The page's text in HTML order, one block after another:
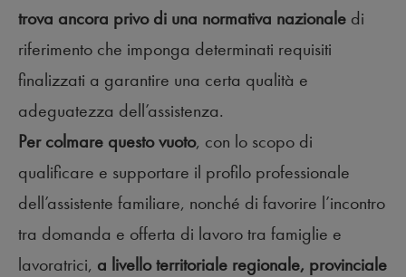
trova ancora privo di una normativa nazionale di
riferimento che imponga determinati requisiti
finalizzati a garantire una certa qualità e
adeguatezza dell’assistenza.
Per colmare questo vuoto, con lo scopo di
qualificare e supportare il profilo professionale
dell’assistente familiare, nonché di favorire l’incontro
tra domanda e offerta di lavoro tra famiglie e
lavoratrici, a livello territoriale regionale, provinciale